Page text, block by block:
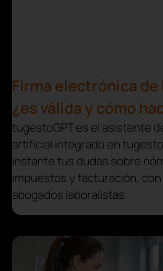
Firma electrónica de
¿es válida y cómo
tugestoGPT es el asistente
artificial integrado en
instante tus dudas sobre
impuestos y facturación,
abogados laboralistas.